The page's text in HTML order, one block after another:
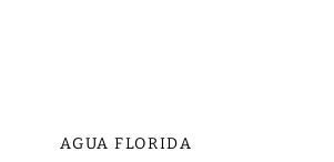
AGUA FLORIDA